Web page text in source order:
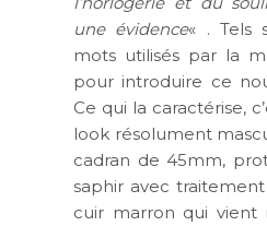
une évidence« . Tels
mots utilisés par la
pour introduire ce
Ce qui la caractérise,
look résolument
cadran de 45mm,
saphir avec
cuir marron qui vient